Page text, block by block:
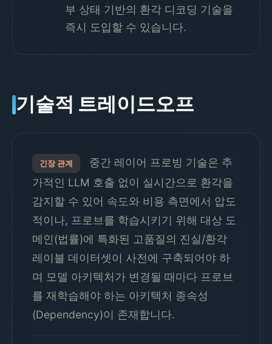
부 상태 기반의 환각 디코딩 기술을
즉시 도입할 수 있습니다.
기술적 트레이드오프
긴장 관계
중간 레이어 프로빙 기술은 추
가적인 LLM 호출 없이 실시간으로 환각을
감지할 수 있어 속도와 비용 측면에서 압도
적이나, 프로브를 학습시키기 위해 대상 도
메인(법률)에 특화된 고품질의 진실/환각
레이블 데이터셋이 사전에 구축되어야 하
며 모델 아키텍처가 변경될 때마다 프로브
를 재학습해야 하는 아키텍처 종속성
(Dependency)이 존재합니다.